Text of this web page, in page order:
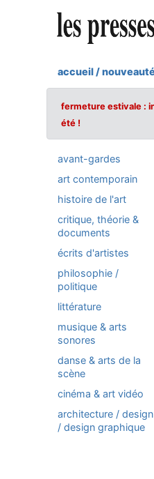
accueil /
fermeture estivale :
été !
avant-gardes
art contemporain
histoire de l'art
critique, théorie &
documents
écrits d'artistes
philosophie /
politique
littérature
musique & arts
sonores
danse & arts de la
scène
cinéma & art vidéo
architecture / design
/ design graphique